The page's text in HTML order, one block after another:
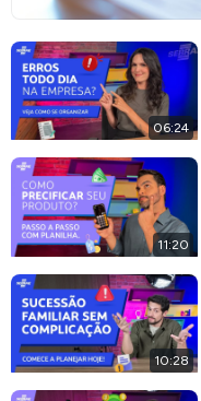
06:24
11:20
10:28